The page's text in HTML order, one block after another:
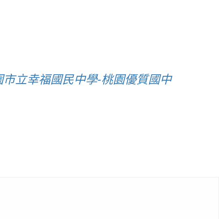
立幸福國民中學-桃園優質國中